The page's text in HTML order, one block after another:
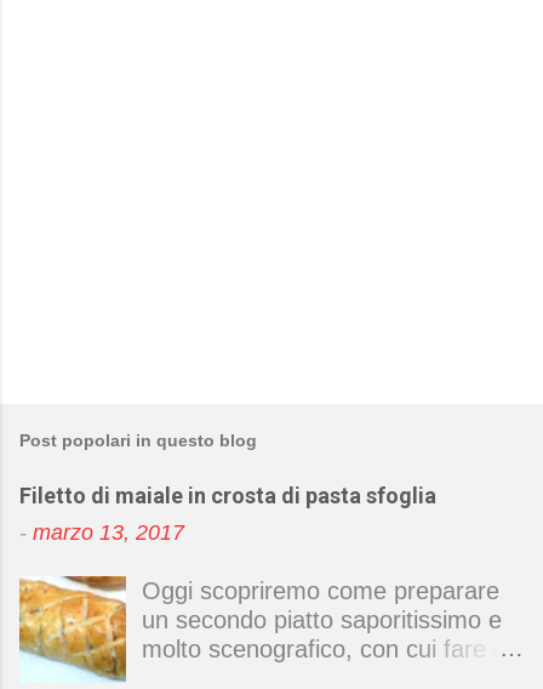
Post popolari in questo blog
Filetto di maiale in crosta di pasta sfoglia
- marzo 13, 2017
Oggi scopriremo come preparare
un secondo piatto saporitissimo e
molto scenografico, con cui fare un